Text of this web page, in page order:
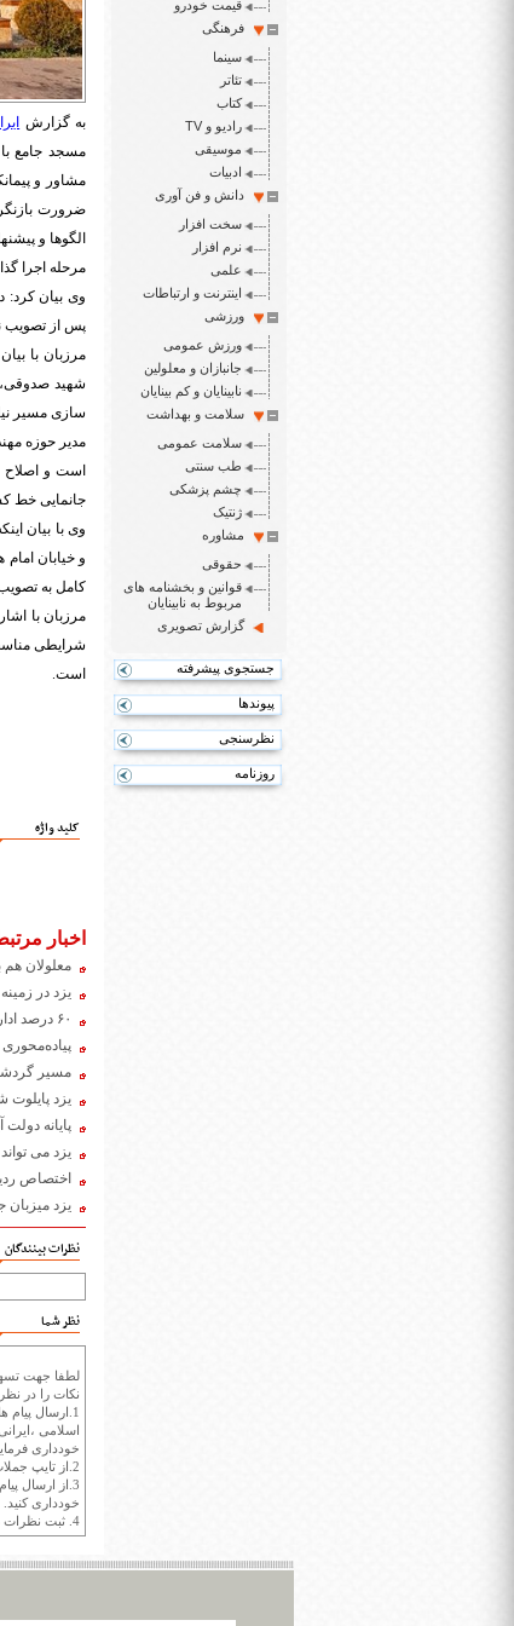
قیمت خودرو
فرهنگی
سینما
تئاتر
کتاب
رادیو و TV
موسیقی
ادبیات
دانش و فن آوری
سخت افزار
نرم افزار
علمی
اینترنت و ارتباطات
ورزشی
ورزش عمومی
جانبازان و معلولین
نابینایان و کم بینایان
سلامت و بهداشت
سلامت عمومی
طب سنتی
چشم پزشکی
ژنتیک
مشاوره
حقوقی
قوانین و بخشنامه های
مربوط به نابینایان
گزارش تصویری
جستجوی پیشرفته
پیوندها
نظرسنجی
روزنامه
به گزارش
مسجد جامع
مشاور و
ضرورت
الگوها و
مرحله اجرا
وی بیان کرد:
پس از تصویب
مرزبان با
شهید صدوقی،
سازی مسیر
مدیر حوزه
است و اصلاح
جانمایی خط
وی با بیان
و خیابان
کامل به
مرزبان با
شرایطی
است.
کلید واژه
اخبار
معلولان
یزد در
۶۰ درصد ادارات یزد برای معلولان مناسب سازی شدند
مسیر
یزد
پایانه
یزد می
اختصاص
یزد
نظرات بینندگان
نظر شما
لطفا جهت
نکات را در
1.ارسال
اسلامی
خودداری
2.از تایپ جملات فارسی با حروف انگلیسی خودداری کنید.
3.از ارسال
خودداری کنید.
4. ثبت نظرات در سايت ايران سپيد براي هر نظر حداکثر 400 واژه است.